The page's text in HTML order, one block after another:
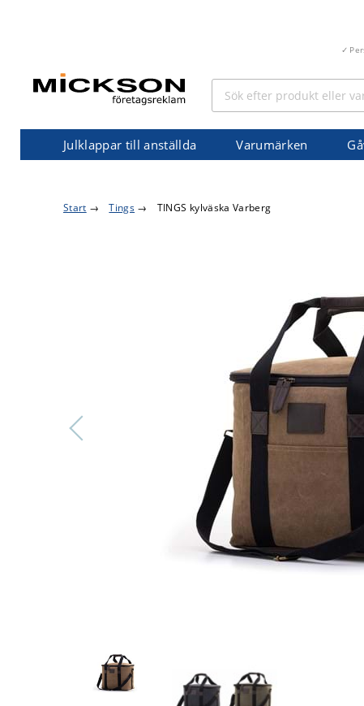
Julklappar till anställda Varumärken
Start → Tings → TINGS kylväska Varberg